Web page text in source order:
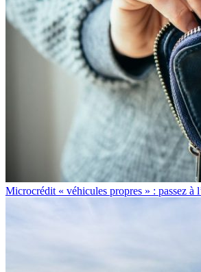
Microcrédit « véhicules propres » : passez à